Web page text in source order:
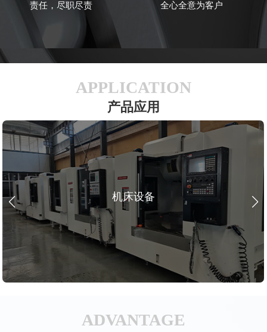
责任，尽职尽责
全心全意为客户
APPLICATION
产品应用
机床设备
ADVANTAGE